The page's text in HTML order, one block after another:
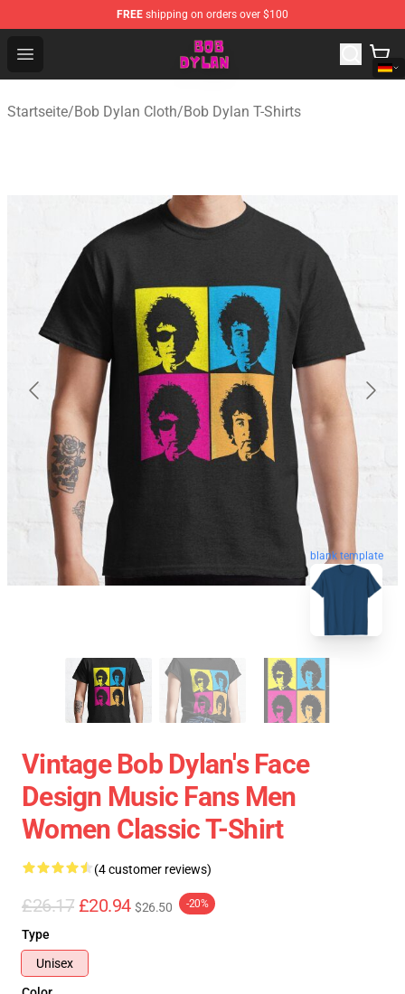
FREE shipping on orders over $100
Open menu
Bob Dylan Store - Official Bob Dylan Merchandise Shop
Startseite/Bob Dylan Cloth/Bob Dylan T-Shirts
blank template
Vintage Bob Dylan's Face
Design Music Fans Men
Women Classic T-Shirt
(4 customer reviews)
£26.17 £20.94 $26.50 -20%
Type
Unisex